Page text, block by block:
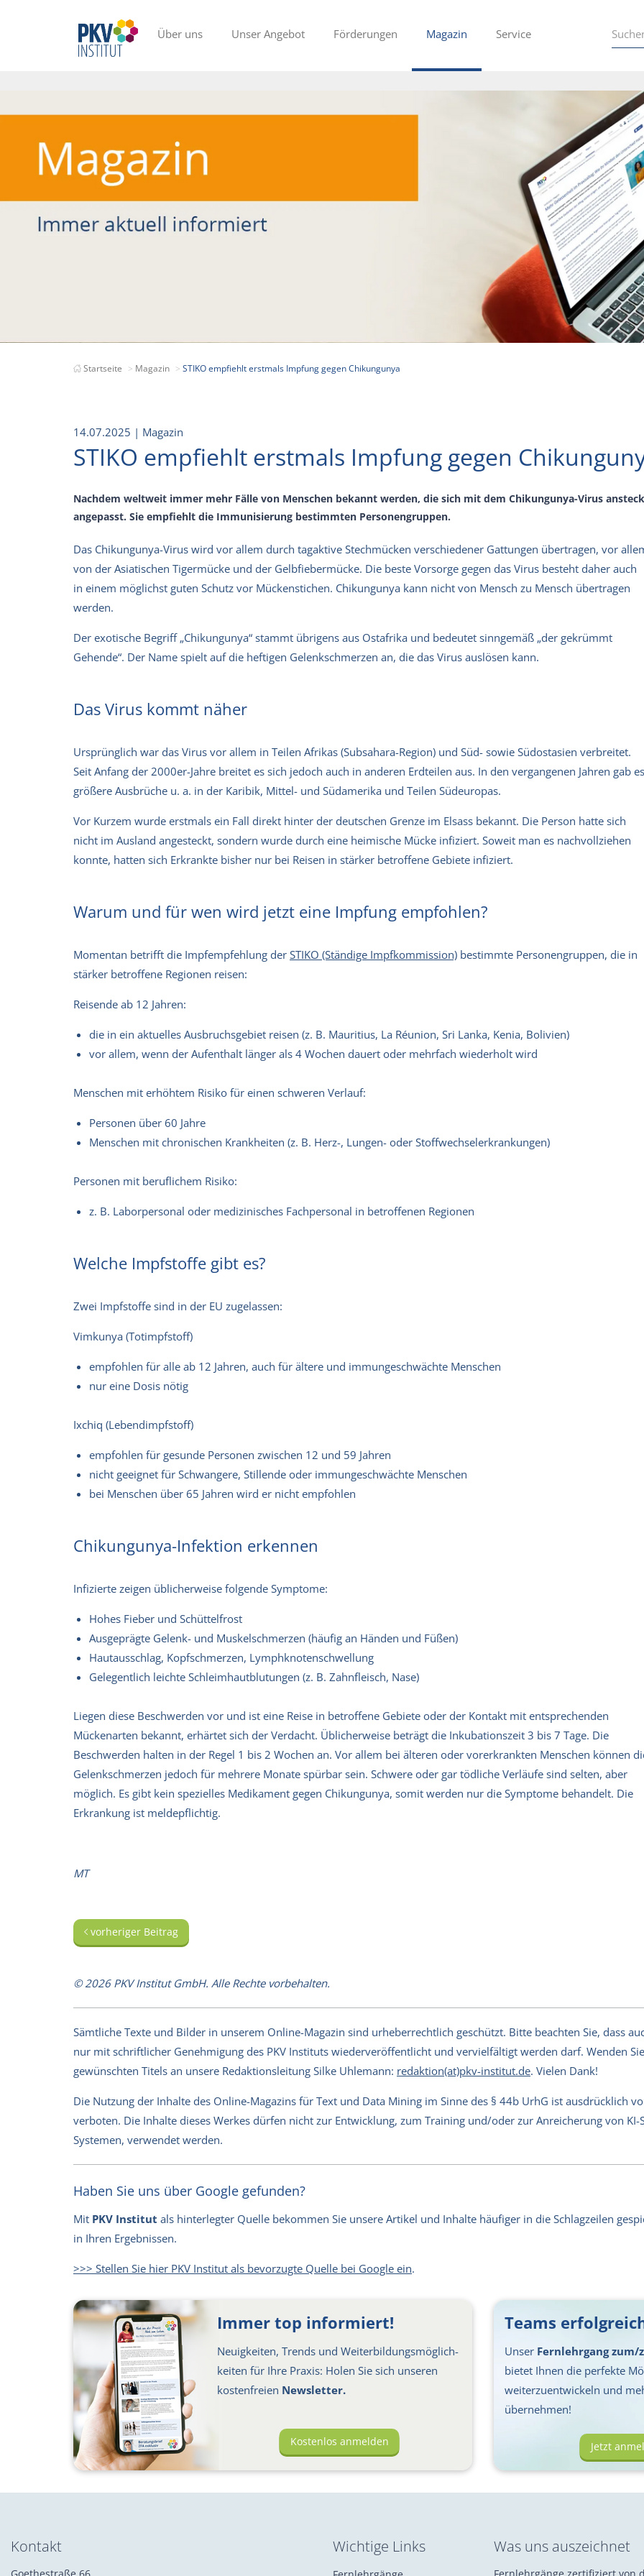
Über uns Unser Angebot Förderungen Magazin Service
Startseite Magazin STIKO empfiehlt erstmals Impfung gegen Chikungunya
14.07.2025 | Magazin
STIKO empfiehlt erstmals Impfung gegen
Nachdem weltweit immer mehr Fälle von Menschen bekannt werden, die sich mit dem Chikungunya-Virus
angepasst. Sie empfiehlt die Immunisierung bestimmten Personengruppen.
Das Chikungunya-Virus wird vor allem durch tagaktive Stechmücken verschiedener Gattungen übertragen, vor
von der Asiatischen Tigermücke und der Gelbfiebermücke. Die beste Vorsorge gegen das Virus besteht daher auch
in einem möglichst guten Schutz vor Mückenstichen. Chikungunya kann nicht von Mensch zu Mensch übertragen
werden.
Der exotische Begriff „Chikungunya“ stammt übrigens aus Ostafrika und bedeutet sinngemäß „der gekrümmt
Gehende“. Der Name spielt auf die heftigen Gelenkschmerzen an, die das Virus auslösen kann.
Das Virus kommt näher
Ursprünglich war das Virus vor allem in Teilen Afrikas (Subsahara-Region) und Süd- sowie Südostasien verbreitet.
Seit Anfang der 2000er-Jahre breitet es sich jedoch auch in anderen Erdteilen aus. In den vergangenen Jahren gab es
größere Ausbrüche u. a. in der Karibik, Mittel- und Südamerika und Teilen Südeuropas.
Vor Kurzem wurde erstmals ein Fall direkt hinter der deutschen Grenze im Elsass bekannt. Die Person hatte sich
nicht im Ausland angesteckt, sondern wurde durch eine heimische Mücke infiziert. Soweit man es nachvollziehen
konnte, hatten sich Erkrankte bisher nur bei Reisen in stärker betroffene Gebiete infiziert.
Warum und für wen wird jetzt eine Impfung empfohlen?
Momentan betrifft die Impfempfehlung der STIKO (Ständige Impfkommission) bestimmte Personengruppen, die in
stärker betroffene Regionen reisen:
Reisende ab 12 Jahren:
die in ein aktuelles Ausbruchsgebiet reisen (z. B. Mauritius, La Réunion, Sri Lanka, Kenia, Bolivien)
vor allem, wenn der Aufenthalt länger als 4 Wochen dauert oder mehrfach wiederholt wird
Menschen mit erhöhtem Risiko für einen schweren Verlauf:
Personen über 60 Jahre
Menschen mit chronischen Krankheiten (z. B. Herz-, Lungen- oder Stoffwechselerkrankungen)
Personen mit beruflichem Risiko:
z. B. Laborpersonal oder medizinisches Fachpersonal in betroffenen Regionen
Welche Impfstoffe gibt es?
Zwei Impfstoffe sind in der EU zugelassen:
Vimkunya (Totimpfstoff)
empfohlen für alle ab 12 Jahren, auch für ältere und immungeschwächte Menschen
nur eine Dosis nötig
Ixchiq (Lebendimpfstoff)
empfohlen für gesunde Personen zwischen 12 und 59 Jahren
nicht geeignet für Schwangere, Stillende oder immungeschwächte Menschen
bei Menschen über 65 Jahren wird er nicht empfohlen
Chikungunya-Infektion erkennen
Infizierte zeigen üblicherweise folgende Symptome:
Hohes Fieber und Schüttelfrost
Ausgeprägte Gelenk- und Muskelschmerzen (häufig an Händen und Füßen)
Hautausschlag, Kopfschmerzen, Lymphknotenschwellung
Gelegentlich leichte Schleimhautblutungen (z. B. Zahnfleisch, Nase)
Liegen diese Beschwerden vor und ist eine Reise in betroffene Gebiete oder der Kontakt mit entsprechenden
Mückenarten bekannt, erhärtet sich der Verdacht. Üblicherweise beträgt die Inkubationszeit 3 bis 7 Tage. Die
Beschwerden halten in der Regel 1 bis 2 Wochen an. Vor allem bei älteren oder vorerkrankten Menschen können
Gelenkschmerzen jedoch für mehrere Monate spürbar sein. Schwere oder gar tödliche Verläufe sind selten, aber
möglich. Es gibt kein spezielles Medikament gegen Chikungunya, somit werden nur die Symptome behandelt. Die
Erkrankung ist meldepflichtig.
MT
vorheriger Beitrag
© 2026 PKV Institut GmbH. Alle Rechte vorbehalten.
Sämtliche Texte und Bilder in unserem Online-Magazin sind urheberrechtlich geschützt. Bitte beachten Sie, dass
nur mit schriftlicher Genehmigung des PKV Instituts wiederveröffentlicht und vervielfältigt werden darf. Wenden
gewünschten Titels an unsere Redaktionsleitung Silke Uhlemann: redaktion(at)pkv-institut.de. Vielen Dank!
Die Nutzung der Inhalte des Online-Magazins für Text und Data Mining im Sinne des § 44b UrhG ist ausdrücklich
verboten. Die Inhalte dieses Werkes dürfen nicht zur Entwicklung, zum Training und/oder zur Anreicherung von
Systemen, verwendet werden.
Haben Sie uns über Google gefunden?
Mit PKV Institut als hinterlegter Quelle bekommen Sie unsere Artikel und Inhalte häufiger in die Schlagzeilen
in Ihren Ergebnissen.
>>> Stellen Sie hier PKV Institut als bevorzugte Quelle bei Google ein.
Immer top informiert!
Neuigkeiten, Trends und Weiter­bil­dungs­möglich­
keiten für Ihre Praxis: Holen Sie sich unseren
kosten­freien Newsletter.
Kostenlos anmelden
Teams
Unser Fernlehrgang
bietet Ihnen die perfekte
weiterzuentwickeln und
übernehmen!
Jetzt
Kontakt Wichtige Links Was uns auszeichnet